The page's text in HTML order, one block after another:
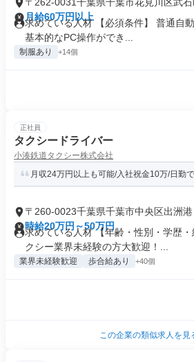
月給60万円以上
求めている人材 【必須条件】 普通自
基本的なPC操作ができ...
制服あり +14個
正社員
タクシードライバー
小湊鉄道タクシー株式会社
月収24万円以上も可能/入社祝金10万/日勤
〒260-0023千葉県千葉市中央区出洲港
時給20万円～50万円
求めている人材 【年齢・性別・学歴
クシー業界未経験の方大歓迎！...
業界未経験歓迎 歩合給あり +40個
この企業の類似求人を見